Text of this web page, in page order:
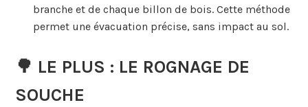
branche et de chaque billon de bois. Cette méthode
permet une évacuation précise, sans impact au sol.
🌳 LE PLUS : LE ROGNAGE DE
SOUCHE